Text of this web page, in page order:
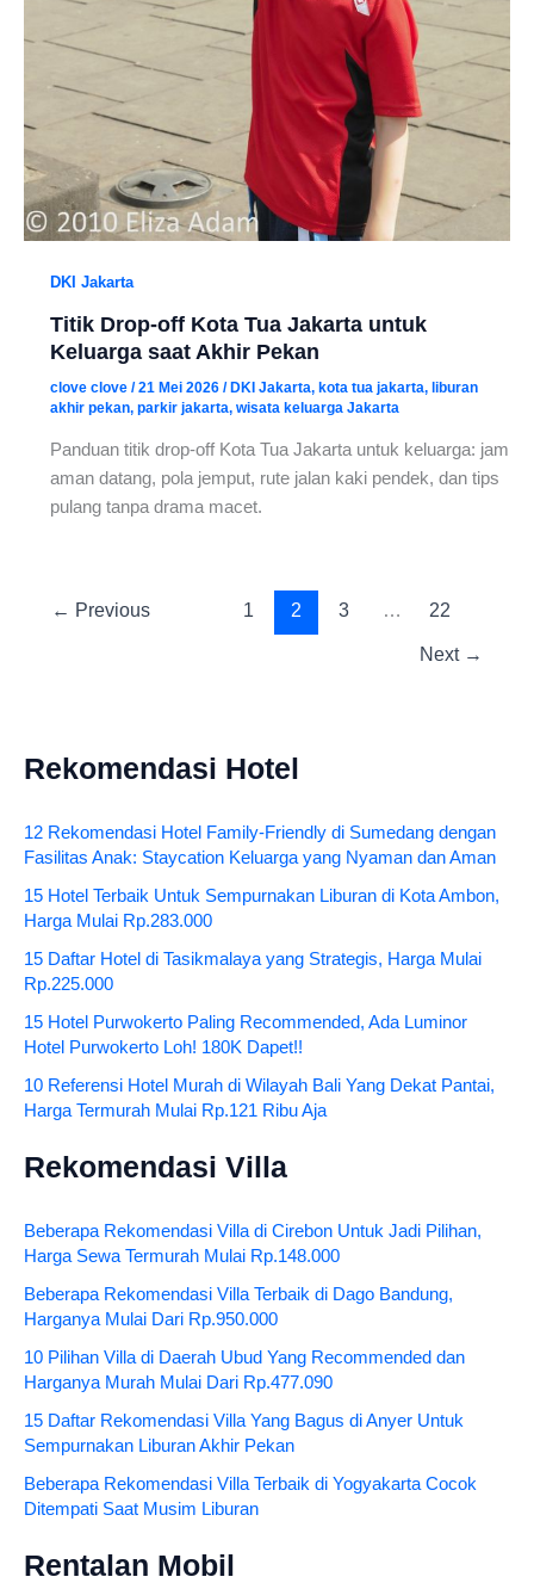
DKI Jakarta
Titik Drop-off Kota Tua Jakarta untuk
Keluarga saat Akhir Pekan
clove clove /21 Mei 2026 /DKI Jakarta, kota tua jakarta, liburan
akhir pekan, parkir jakarta, wisata keluarga Jakarta
Panduan titik drop-off Kota Tua Jakarta untuk keluarga: jam
aman datang, pola jemput, rute jalan kaki pendek, dan tips
pulang tanpa drama macet.
← Previous 1 2 3 … 22
Next →
Rekomendasi Hotel
12 Rekomendasi Hotel Family-Friendly di Sumedang dengan
Fasilitas Anak: Staycation Keluarga yang Nyaman dan Aman
15 Hotel Terbaik Untuk Sempurnakan Liburan di Kota Ambon,
Harga Mulai Rp.283.000
15 Daftar Hotel di Tasikmalaya yang Strategis, Harga Mulai
Rp.225.000
15 Hotel Purwokerto Paling Recommended, Ada Luminor
Hotel Purwokerto Loh! 180K Dapet!!
10 Referensi Hotel Murah di Wilayah Bali Yang Dekat Pantai,
Harga Termurah Mulai Rp.121 Ribu Aja
Rekomendasi Villa
Beberapa Rekomendasi Villa di Cirebon Untuk Jadi Pilihan,
Harga Sewa Termurah Mulai Rp.148.000
Beberapa Rekomendasi Villa Terbaik di Dago Bandung,
Harganya Mulai Dari Rp.950.000
10 Pilihan Villa di Daerah Ubud Yang Recommended dan
Harganya Murah Mulai Dari Rp.477.090
15 Daftar Rekomendasi Villa Yang Bagus di Anyer Untuk
Sempurnakan Liburan Akhir Pekan
Beberapa Rekomendasi Villa Terbaik di Yogyakarta Cocok
Ditempati Saat Musim Liburan
Rentalan Mobil